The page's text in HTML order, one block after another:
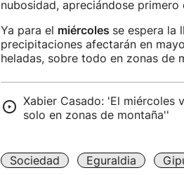
nubosidad, apreciándose
Ya para el miércoles se espera la
precipitaciones afectarán en
heladas, sobre todo en zonas de
Xabier Casado: 'El miércoles
solo en zonas de montaña''
Sociedad Eguraldia